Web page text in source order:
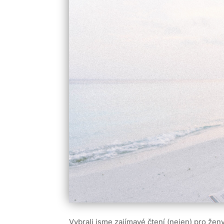
Vybrali jsme zajímavé čtení (nejen) pro